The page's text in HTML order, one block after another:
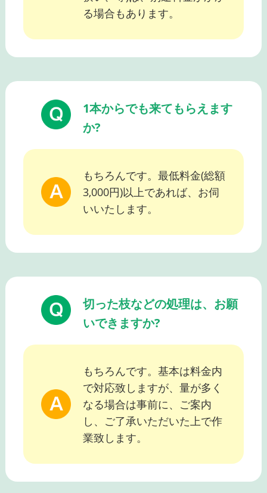
る場合もあります。
1本からでも来てもらえます
か?
もちろんです。最低料金(総額
3,000円)以上であれば、お伺
いいたします。
切った枝などの処理は、お願
いできますか?
もちろんです。基本は料金内
で対応致しますが、量が多く
なる場合は事前に、ご案内
し、ご了承いただいた上で作
業致します。